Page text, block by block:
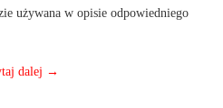
używana w opisie odpowiedniego
dalej →